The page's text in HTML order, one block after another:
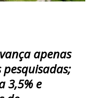
apenas
pesquisadas;
3,5% e